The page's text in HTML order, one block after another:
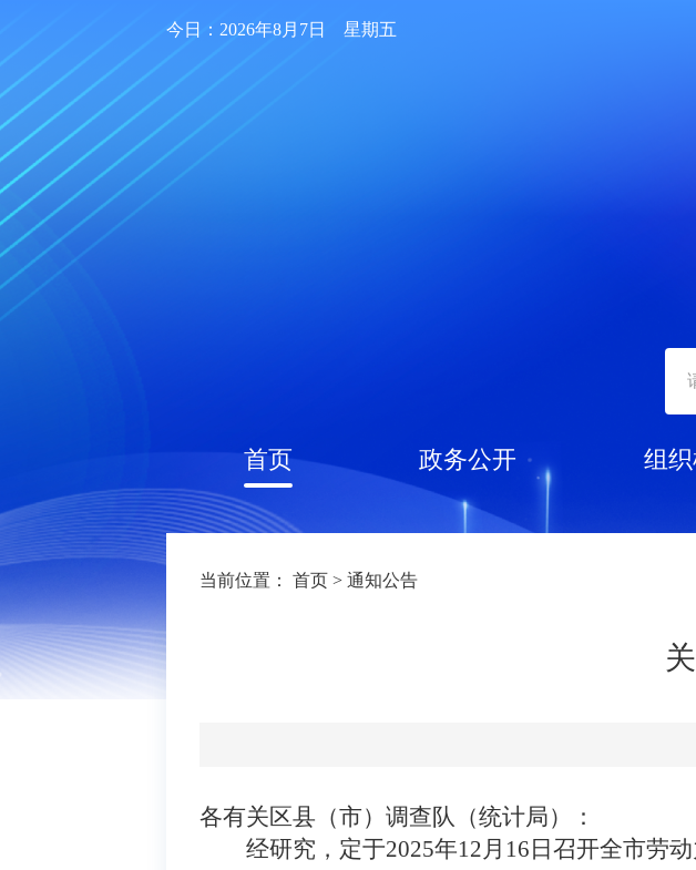
今日：2026年8月7日 星期五
首页 政务公开 组
当前位置： 首页 > 通知公告
各有关区县（市）调查队（统计局）：
经研究，定于2025年12月16日召开全市劳